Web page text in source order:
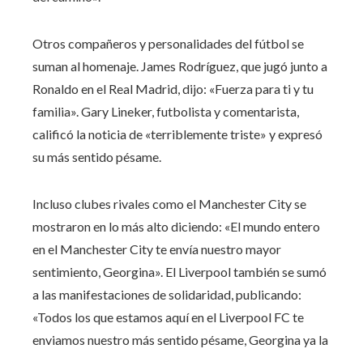
Otros compañeros y personalidades del fútbol se
suman al homenaje. James Rodríguez, que jugó junto a
Ronaldo en el Real Madrid, dijo: «Fuerza para ti y tu
familia». Gary Lineker, futbolista y comentarista,
calificó la noticia de «terriblemente triste» y expresó
su más sentido pésame.
Incluso clubes rivales como el Manchester City se
mostraron en lo más alto diciendo: «El mundo entero
en el Manchester City te envía nuestro mayor
sentimiento, Georgina». El Liverpool también se sumó
a las manifestaciones de solidaridad, publicando:
«Todos los que estamos aquí en el Liverpool FC te
enviamos nuestro más sentido pésame, Georgina ya la